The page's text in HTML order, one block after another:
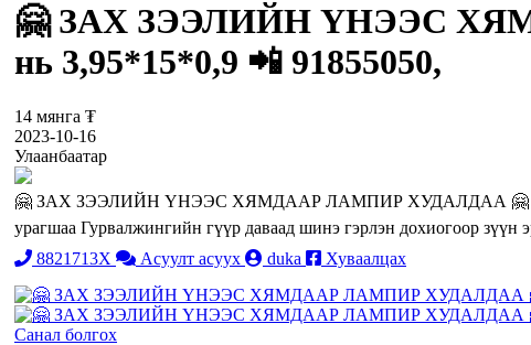
🤗 ЗАХ ЗЭЭЛИЙН ҮНЭЭС
нь 3,95*15*0,9 📲 91855050,
14 мянга ₮
2023-10-16
Улаанбаатар
🤗 ЗАХ ЗЭЭЛИЙН ҮНЭЭС ХЯМДААР ЛАМПИР ХУДАЛДАА 🤗 Шаргал
урагшаа Гурвалжингийн гүүр даваад шинэ гэрлэн дохиогоор
8821713X
Асуулт асуух duka Хуваалцах
Санал болгох